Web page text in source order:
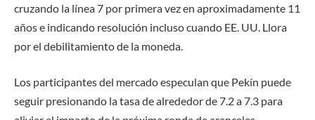
cruzando la línea 7 por primera vez en aproximadamente 11
años e indicando resolución incluso cuando EE. UU. Llora
por el debilitamiento de la moneda.
Los participantes del mercado especulan que Pekín puede
seguir presionando la tasa de alrededor de 7.2 a 7.3 para